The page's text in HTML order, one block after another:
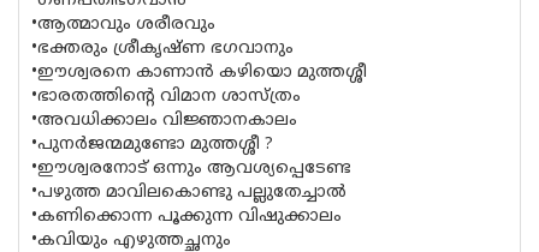
•ആത്മാവും ശരീരവും
•ഭക്തരും ശ്രീകൃഷ്‌ണ ഭഗവാനും
•ഈശ്വരനെ കാണാൻ കഴിയൊ മുത്തശ്ശീ
•ഭാരതത്തിൻ്റെ വിമാന ശാസ്ത്രം
•അവധിക്കാലം വിജ്ഞാനകാലം
•പുനർജന്മമുണ്ടോ മുത്തശ്ശീ ?
•ഈശ്വരനോട് ഒന്നും ആവശ്യപ്പെടേണ്ട
•പഴുത്ത മാവിലകൊണ്ടു പല്ലുതേച്ചാൽ
•കണിക്കൊന്ന പൂക്കുന്ന വിഷുക്കാലം
•കവിയും എഴുത്തച്ഛനും